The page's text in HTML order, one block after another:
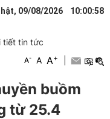
Yên suýt bị mất gần 30
09/08/2026 10:00:58
tiết tin tức
A- A A+
buồm
từ 25.4